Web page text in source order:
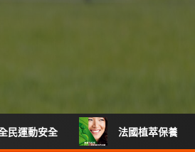
法國植萃保養品牌登台